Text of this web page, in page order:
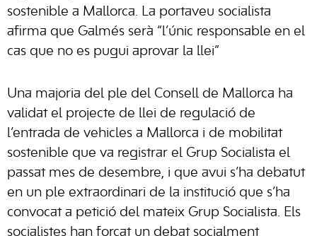
sostenible a Mallorca. La portaveu socialista
afirma que Galmés serà “l’únic responsable en el
cas que no es pugui aprovar la llei”
Una majoria del ple del Consell de Mallorca ha
validat el projecte de llei de regulació de
l’entrada de vehicles a Mallorca i de mobilitat
sostenible que va registrar el Grup Socialista el
passat mes de desembre, i que avui s’ha debatut
en un ple extraordinari de la institució que s’ha
convocat a petició del mateix Grup Socialista. Els
socialistes han forçat un debat socialment